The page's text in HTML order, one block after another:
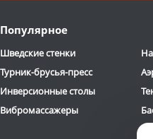
2 см
395 руб., 2-3
2-3
Популярное
Шведские стенки
Турник-брусья-пресс
Инверсионные столы
Вибромассажеры